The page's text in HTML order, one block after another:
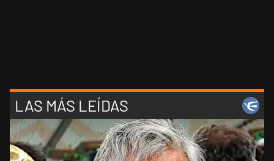
LAS MÁS LEÍDAS